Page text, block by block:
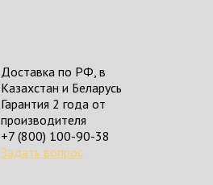
Доставка по РФ, в
Казахстан и Беларусь
Гарантия 2 года от
производителя
+7 (800) 100-90-38
Задать вопрос